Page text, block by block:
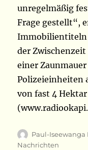
unregelmäßig
Frage gestellt“,
Immobilientiteln
der
einer
Polizeieinheiten
von fast 4
Autor
Paul-
Nachrichten